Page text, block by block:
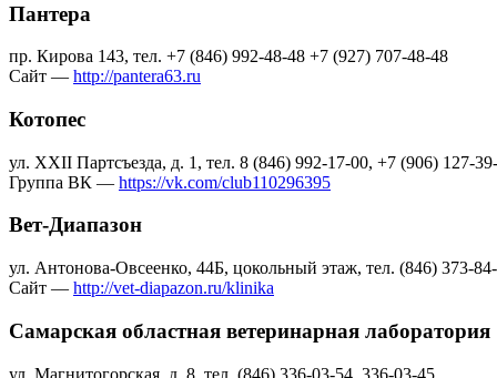
Пантера
пр. Кирова 143, тел. +7 (846) 992-48-48 +7 (927) 707-48-48
Сайт — http://pantera63.ru
Котопес
ул. ХХII Партсъезда, д. 1, тел. 8 (846) 992-17-00, +7 (906) 127-
Группа ВК — https://vk.com/club110296395
Вет-Диапазон
ул. Антонова-Овсеенко, 44Б, цокольный этаж, тел. (846) 373-
Сайт — http://vet-diapazon.ru/klinika
Самарская областная ветеринарная лаборатория
ул. Магнитогорская, д. 8, тел. (846) 336-03-54, 336-03-45